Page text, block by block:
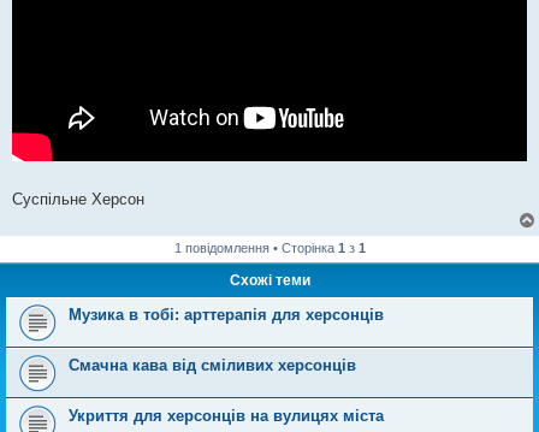
Суспільне Херсон
1 повідомлення • Сторінка 1 з 1
Схожі теми
Музика в тобі: арттерапія для херсонців
Смачна кава від сміливих херсонців
Укриття для херсонців на вулицях міста